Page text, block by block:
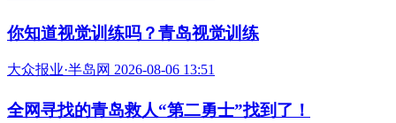
你知道视觉训练吗？青岛视觉训练
大众报业·半岛网 2026-08-06 13:51
全网寻找的青岛救人“第二勇士”找到了！